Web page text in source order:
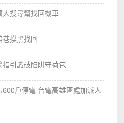
搜尋幫找回機車
摸黑找回
引識破陷阱守荷包
戶停電 台電高雄區處加派人